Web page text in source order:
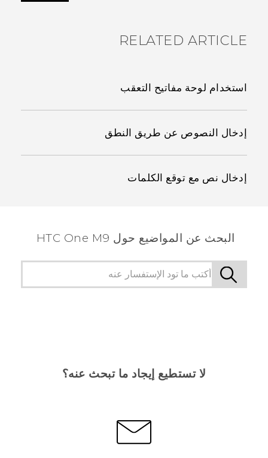
RELATED ARTICLE
استخدام لوحة مفاتيح التعقب
إدخال النصوص عن طريق النطق
إدخال نص مع توقع الكلمات
البحث عن المواضيع حول HTC One M9
لا تستطيع إيجاد ما تبحث عنه؟